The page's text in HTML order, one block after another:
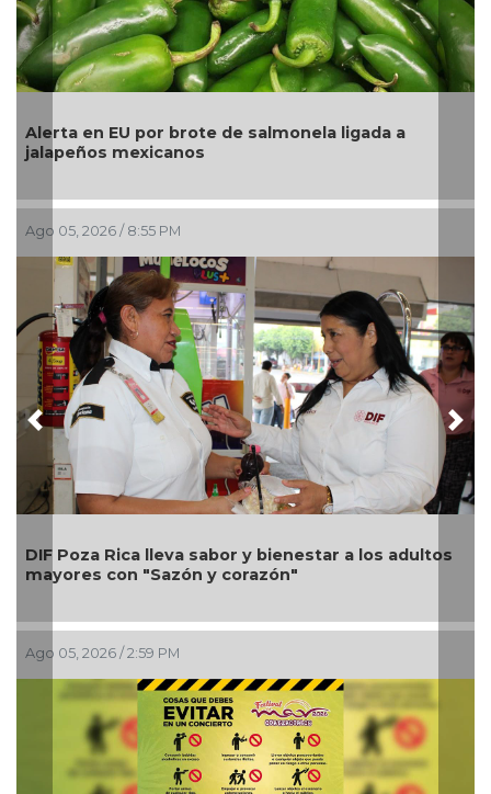
adultos
La UNAM analiza sanción de hasta 20
pesos a Territorium Life
Ago 05, 2026 / 2:23 PM
Una silla de ruedas, un nuevo apoyo para Flor
Alondra: Pedro Miguel y Sonia Marie
petición de familia
Ago 05, 2026 / 12:13 PM
Previous